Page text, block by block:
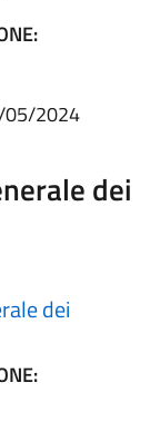
05/2024
dei
dei